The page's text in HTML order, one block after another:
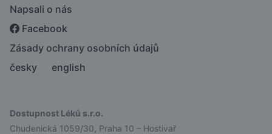
Napsali o nás
Facebook
Zásady ochrany osobních údajů
česky
english
Dostupnost Léků s.r.o.
Chudenická 1059/30, Praha 10 – Hostivař